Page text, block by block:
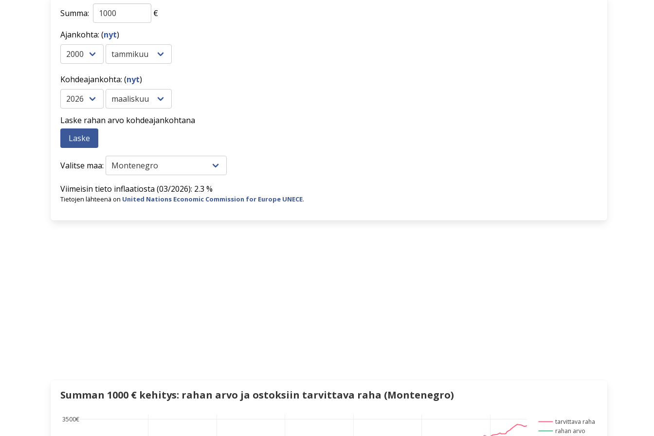
Summa:
€
Ajankohta: (nyt)
Kohdeajankohta: (nyt)
Laske rahan arvo kohdeajankohtana
Valitse maa:
Viimeisin tieto inflaatiosta (03/2026): 2.3 %
Tietojen lähteenä on United Nations Economic Commission for Europe UNECE.
Summan 1000 € kehitys: rahan arvo ja ostoksiin tarvittava raha (Montenegro)
3500€
tarvittava raha
rahan arvo